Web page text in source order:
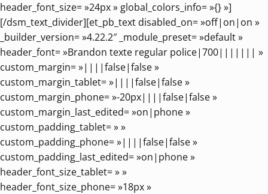
header_font_size= »24px » global_colors_info= »{} »]
[/dsm_text_divider][et_pb_text disabled_on= »off|on|on »
_builder_version= »4.22.2″ _module_preset= »default »
header_font= »Brandon texte regular police|700||||||| »
custom_margin= »||||false|false »
custom_margin_tablet= »||||false|false »
custom_margin_phone= »-20px||||false|false »
custom_margin_last_edited= »on|phone »
custom_padding_tablet= » »
custom_padding_phone= »||||false|false »
custom_padding_last_edited= »on|phone »
header_font_size_tablet= » »
header_font_size_phone= »18px »